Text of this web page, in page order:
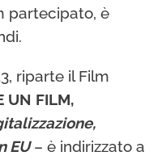
partecipato, è
riparte il Film
UN FILM,
EU– è indirizzato a